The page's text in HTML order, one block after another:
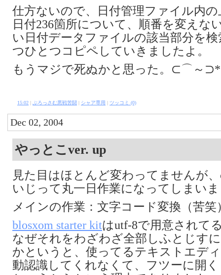
仕方ないので、日付管理ファイル内
日付236箇所について、順番を変えな
い日付データファイルの該当部分を
つひとつコピペしていきましたよ。
もうマジで死ぬかと思った。⊂⌒～⊃*
15:02 | ぶろっさむ悪戦苦闘 | シャア専用 | ツッコミ (0)
Dec 02, 2004
やっとこver. up
見た目はほとんど変わってませんが
いじって丸一日作業になってしまい
メインの作業：文字コード変換（苦笑
blosxom starter kitはutf-8で用意されて
なぜそれをわざわざ全部しふとじす
かというと、使ってるテキストエデ
動認識してくれなくて、フツーに開